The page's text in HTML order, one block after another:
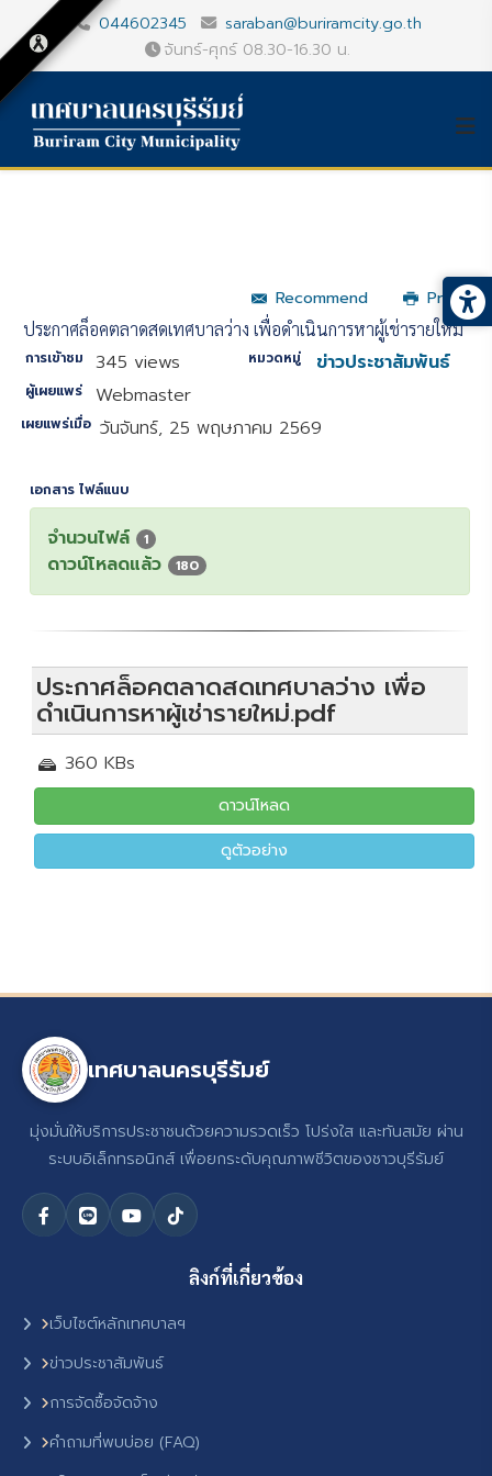
044602345
saraban@buriramcity.go.th
จันทร์-ศุกร์ 08.30-16.30 น.
Recommend
Print
ประกาศล็อคตลาดสดเทศบาลว่าง เพื่อดำเนินการหาผู้เช่ารายใหม่
การเข้าชม 345 views หมวดหมู่ ข่าวประชาสัมพันธ์
ผู้เผยแพร่ Webmaster
เผยแพร่เมื่อ วันจันทร์, 25 พฤษภาคม 2569
เอกสาร ไฟล์แนบ
จำนวนไฟล์ 1
ดาวน์โหลดแล้ว 180
ประกาศล็อคตลาดสดเทศบาลว่าง เพื่อ
ดำเนินการหาผู้เช่ารายใหม่.pdf
360 KBs
ดาวน์โหลด
ดูตัวอย่าง
เทศบาลนครบุรีรัมย์
มุ่งมั่นให้บริการประชาชนด้วยความรวดเร็ว โปร่งใส และทันสมัย ผ่าน
ระบบอิเล็กทรอนิกส์ เพื่อยกระดับคุณภาพชีวิตของชาวบุรีรัมย์
ลิงก์ที่เกี่ยวข้อง
เว็บไซต์หลักเทศบาลฯ
ข่าวประชาสัมพันธ์
การจัดซื้อจัดจ้าง
คำถามที่พบบ่อย (FAQ)